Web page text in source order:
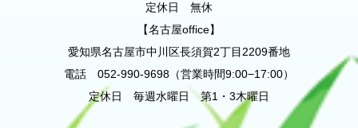
定休日 無休
【名古屋office】
愛知県名古屋市中川区長須賀2丁目2209番地
電話 052-990-9698（営業時間9:00−17:00）
定休日 毎週水曜日 第1・3木曜日